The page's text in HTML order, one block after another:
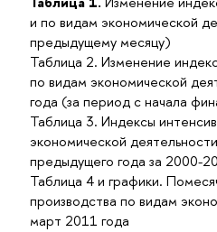
и по видам экономической
предыдущему месяцу)
Таблица 2. Изменение
по видам экономической
года (за период с начала
Таблица 3. Индексы
экономической
предыдущего года за 2000-
Таблица 4 и графики.
производства по видам
март 2011 года